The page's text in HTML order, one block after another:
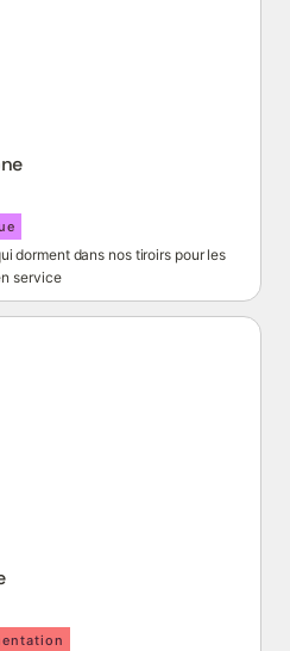
dorment dans nos tiroirs pour les
service